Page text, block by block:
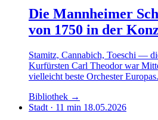
Die Mannheimer
von 1750 in der
Stamitz, Cannabich, Toeschi —
Kurfürsten Carl Theodor war
vielleicht beste Orchester
Aufführungspraxis und das
Mannheimer Crescendos.
Bibliothek →
Stadt · 11 min 18.05.2026